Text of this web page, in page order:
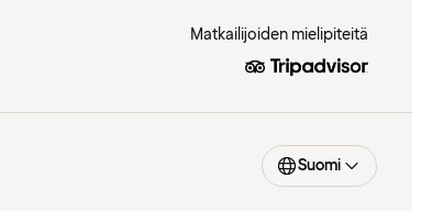
Matkailijoiden mielipiteitä
Suomi